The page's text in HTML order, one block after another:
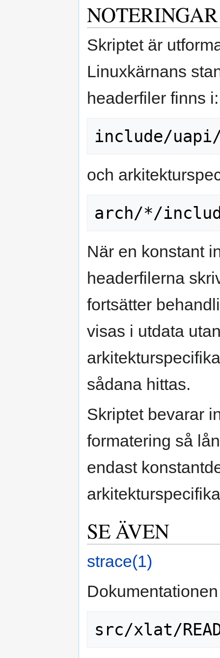
NOTERINGAR
Skriptet är
Linuxkärnans
headerfiler finns i:
och
När en konstant
headerfilerna
fortsätter
visas i utdata
sådana hittas.
Skriptet bevarar
formatering så
endast
SE ÄVEN
strace(1)